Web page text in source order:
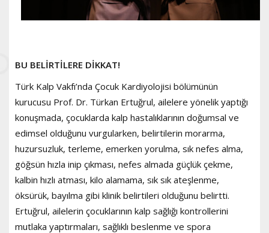
BU BELİRTİLERE DİKKAT!
Türk Kalp Vakfı’nda Çocuk Kardiyolojisi bölümünün
kurucusu Prof. Dr. Türkan Ertuğrul, ailelere yönelik yaptığı
konuşmada, çocuklarda kalp hastalıklarının doğumsal ve
edimsel olduğunu vurgularken, belirtilerin morarma,
huzursuzluk, terleme, emerken yorulma, sık nefes alma,
göğsün hızla inip çıkması, nefes almada güçlük çekme,
kalbin hızlı atması, kilo alamama, sık sık ateşlenme,
öksürük, bayılma gibi klinik belirtileri olduğunu belirtti.
Ertuğrul, ailelerin çocuklarının kalp sağlığı kontrollerini
mutlaka yaptırmaları, sağlıklı beslenme ve spora